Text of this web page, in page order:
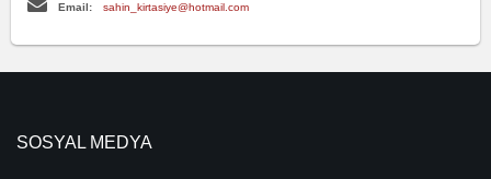
Email: sahin_kirtasiye@hotmail.com
SOSYAL MEDYA